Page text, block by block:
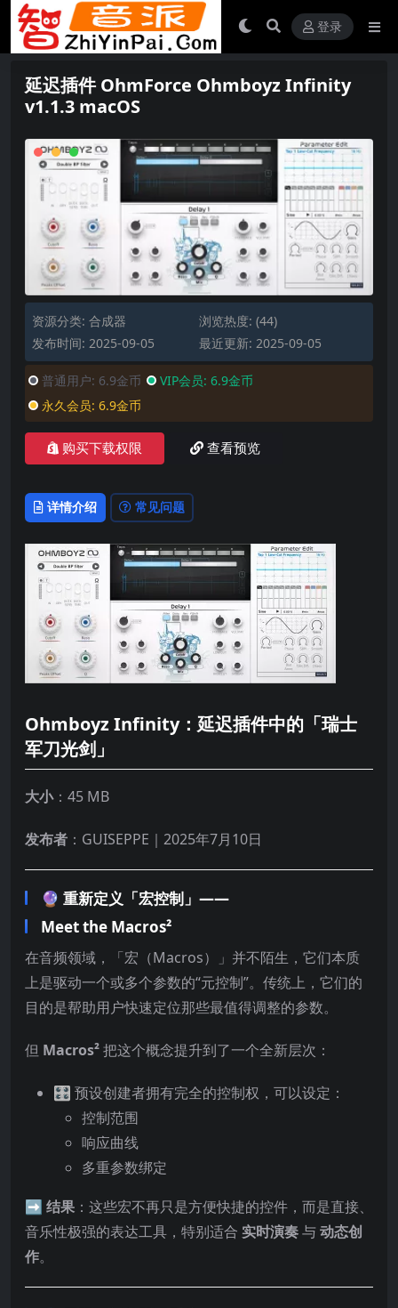
登录
延迟插件 OhmForce Ohmboyz Infinity
v1.1.3 macOS
资源分类: 合成器
浏览热度: (44)
发布时间: 2025-09-05
最近更新: 2025-09-05
普通用户: 6.9金币 VIP会员: 6.9金币
永久会员: 6.9金币
购买下载权限 查看预览
详情介绍 常见问题
Ohmboyz Infinity：延迟插件中的「瑞士
军刀光剑」
大小：45 MB
发布者 ：GUISEPPE｜2025年7月10日
🔮 重新定义「宏控制」——
Meet the Macros²
在音频领域，「宏（Macros）」并不陌生，它们本质
上是驱动一个或多个参数的“元控制”。传统上，它们的
目的是帮助用户快速定位那些最值得调整的参数。
但 Macros²把这个概念提升到了一个全新层次：
🎛 预设创建者拥有完全的控制权，可以设定：
控制范围
响应曲线
多重参数绑定
➡️ 结果 ：这些宏不再只是方便快捷的控件，而是直接、
音乐性极强的表达工具，特别适合 实时演奏与动态创
作。